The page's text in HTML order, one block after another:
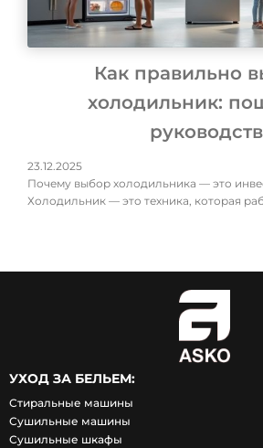
Как правильно
холодильник:
23.12.2025
Почему выбор холодильника — это
Холодильник — это техника, которая
УХОД ЗА БЕЛЬЕМ:
Стиральные машины
Сушильные машины
Сушильные шкафы